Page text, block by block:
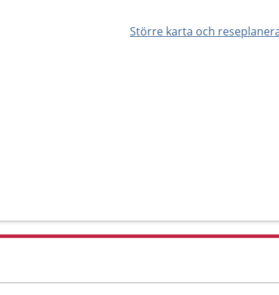
Större karta och